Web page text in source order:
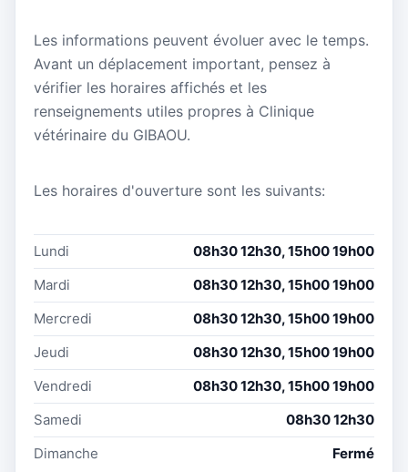
Les informations peuvent évoluer avec le temps.
Avant un déplacement important, pensez à
vérifier les horaires affichés et les
renseignements utiles propres à Clinique
vétérinaire du GIBAOU.
Les horaires d'ouverture sont les suivants:
Lundi
08h30 12h30, 15h00 19h00
Mardi
08h30 12h30, 15h00 19h00
Mercredi
08h30 12h30, 15h00 19h00
Jeudi
08h30 12h30, 15h00 19h00
Vendredi
08h30 12h30, 15h00 19h00
Samedi
08h30 12h30
Dimanche
Fermé